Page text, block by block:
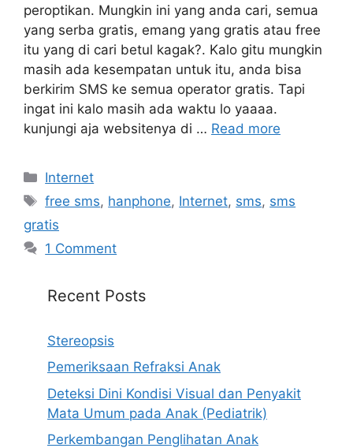
peroptikan. Mungkin ini yang anda cari, semua
yang serba gratis, emang yang gratis atau free
itu yang di cari betul kagak?. Kalo gitu mungkin
masih ada kesempatan untuk itu, anda bisa
berkirim SMS ke semua operator gratis. Tapi
ingat ini kalo masih ada waktu lo yaaaa.
kunjungi aja websitenya di … Read more
Categories
Internet
Tags
free sms, hanphone, Internet, sms, sms
gratis
1 Comment
Recent Posts
Stereopsis
Pemeriksaan Refraksi Anak
Deteksi Dini Kondisi Visual dan Penyakit
Mata Umum pada Anak (Pediatrik)
Perkembangan Penglihatan Anak